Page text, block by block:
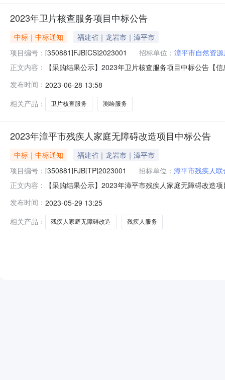
2023年卫片核查服务项目中标公告
中标｜中标通知
福建省｜龙岩市｜漳平市
项目编号： [350881]FJB[CS]2023001 招标单位： 漳平市自然资
正文内容：
【采购结果公示】2023年卫片核查服务项目中标公告【
（金域兰湾B区）5幢1层106577,500.00元合同包1:四、
发布时间： 2023-06-28 13:58
相关产品：
卫片核查服务 测绘服务
2023年漳平市残疾人家庭无障碍改造项目中标公告
中标｜中标通知
福建省｜龙岩市｜漳平市
项目编号： [350881]FJB[TP]2023001 招标单位： 漳平市残疾人联
正文内容：
【采购结果公示】2023年漳平市残疾人家庭无障碍改造
有限公司漳平市菁城街道塔东路34号669,312.00元四、
发布时间： 2023-05-29 13:25
相关产品：
残疾人家庭无障碍改造 残疾人服务